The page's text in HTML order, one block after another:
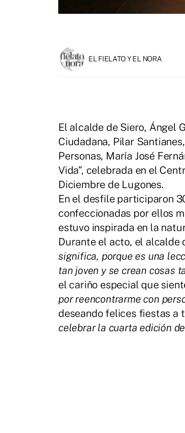
EL FIELATO Y EL NORA
El alcalde de Siero, Ángel
Ciudadana, Pilar
Personas, María José
Vida”, celebrada en el
Diciembre de Lugones.
En el desfile participaron
confeccionadas por ellos
estuvo inspirada en la
Durante el acto, el alcalde
significa, porque es una
tan joven y se crean cosas
el cariño especial que
por reencontrarme con
deseando felices fiestas a
celebrar la cuarta edición